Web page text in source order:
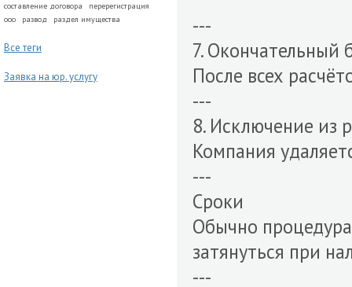
составление договора
перерегистрация
ооо
развод раздел имущества
Все теги
Заявка на юр. услугу
---
7. Окончательный
После всех
---
8. Исключение из
Компания
---
Сроки
Обычно
затянуться при
---